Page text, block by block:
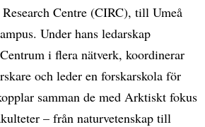
Centre (CIRC), till Umeå
Under hans ledarskap
i flera nätverk, koordinerar
och leder en forskarskola för
samman de med Arktiskt fokus
– från naturvetenskap till